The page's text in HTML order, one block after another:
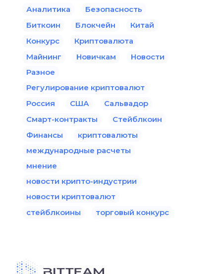
Аналитика
Безопасность
Биткоин
Блокчейн
Китай
Конкурс
Криптовалюта
Майнинг
Новичкам
Новости
Разное
Регулирование криптовалют
Россия
США
Сальвадор
Смарт-контракты
Стейблкоин
Финансы
криптовалюты
международные расчеты
мнение
новости крипто-индустрии
новости криптовалют
стейблкоины
торговый конкурс